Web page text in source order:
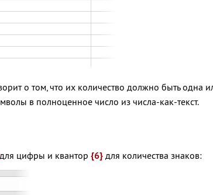
о том, что их количество должно быть одна
в полноценное число из числа-как-текст.
для цифры и квантор {6}для количества знаков: